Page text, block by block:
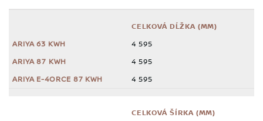
CELKOVÁ DĹŽKA (MM)
4 595
4 595
4 595
CELKOVÁ ŠÍRKA (MM)